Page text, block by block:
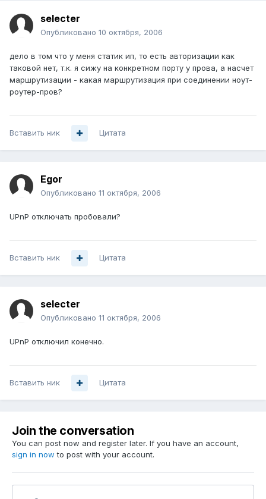
selecter
Опубликовано 10 октября, 2006
дело в том что у меня статик ип, то есть авторизации как
таковой нет, т.к. я сижу на конкретном порту у прова, а насчет
маршрутизации - какая маршрутизация при соединении ноут-
роутер-пров?
Вставить ник Цитата
Egor
Опубликовано 11 октября, 2006
UPnP отключать пробовали?
Вставить ник Цитата
selecter
Опубликовано 11 октября, 2006
UPnP отключил конечно.
Вставить ник Цитата
Join the conversation
You can post now and register later. If you have an account,
sign in now to post with your account.